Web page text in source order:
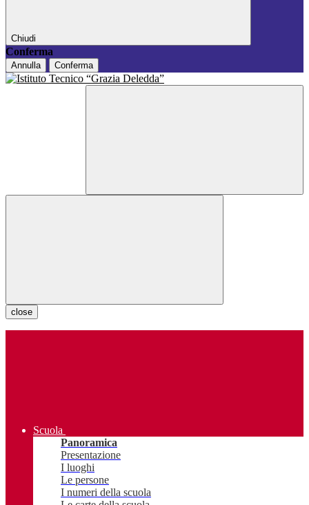
Chiudi
Conferma
Annulla Conferma
close
Scuola
Panoramica
Presentazione
I luoghi
Le persone
I numeri della scuola